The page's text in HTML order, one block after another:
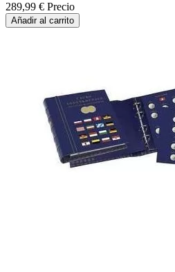
289,99 € Precio
Añadir al carrito